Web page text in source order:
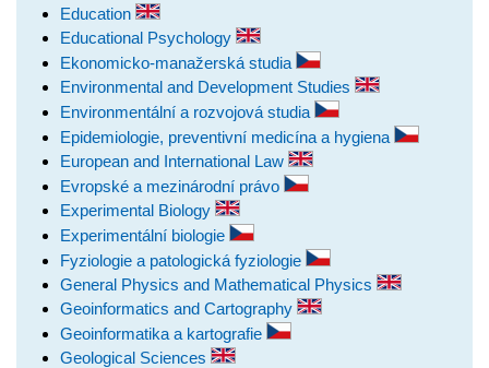
Education
Educational Psychology
Ekonomicko-manažerská studia
Environmental and Development Studies
Environmentální a rozvojová studia
Epidemiologie, preventivní medicína a hygiena
European and International Law
Evropské a mezinárodní právo
Experimental Biology
Experimentální biologie
Fyziologie a patologická fyziologie
General Physics and Mathematical Physics
Geoinformatics and Cartography
Geoinformatika a kartografie
Geological Sciences